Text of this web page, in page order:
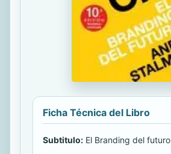
Ficha Técnica del Libro
Subtitulo: El Branding del futuro